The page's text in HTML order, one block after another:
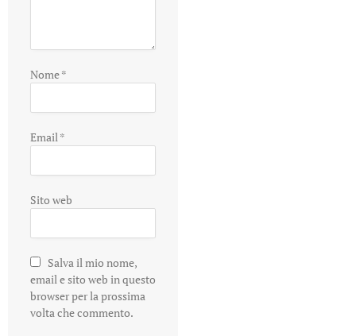
Nome*
Email*
Sito web
Salva il mio nome,
email e sito web in questo
browser per la prossima
volta che commento.